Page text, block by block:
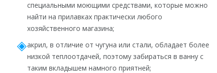
специальными моющими средствами, которые можно
найти на прилавках практически любого
хозяйственного магазина;
акрил, в отличие от чугуна или стали, обладает более
низкой теплоотдачей, поэтому забираться в ванну с
таким вкладышем намного приятней;